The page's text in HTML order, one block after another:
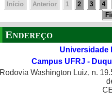
Início Anterior 1 2 3
4
Endereço
Universidade
Campus UFRJ -
Rodovia Washington Luiz, n.